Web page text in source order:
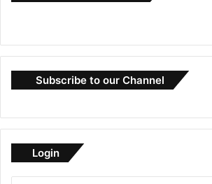
Subscribe to our Channel
Login